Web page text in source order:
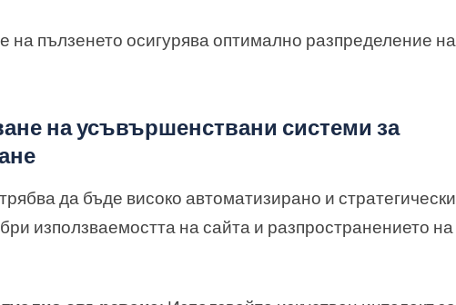
на пълзенето осигурява оптимално разпределение на
на усъвършенствани системи за
да бъде високо автоматизирано и стратегически
използваемостта на сайта и разпространението на